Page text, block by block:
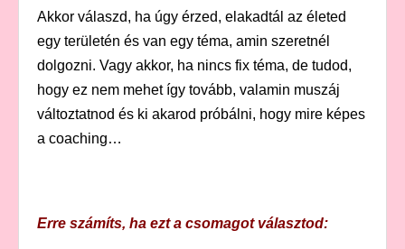
Akkor válaszd, ha úgy érzed, elakadtál az életed
egy területén és van egy téma, amin szeretnél
dolgozni. Vagy akkor, ha nincs fix téma, de tudod,
hogy ez nem mehet így tovább, valamin muszáj
változtatnod és ki akarod próbálni, hogy mire képes
a coaching…
Erre számíts, ha ezt a csomagot választod: